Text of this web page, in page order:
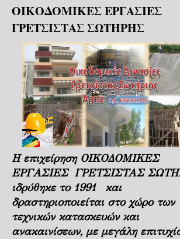
ΟΙΚΟΔΟΜΙΚΕΣ ΕΡΓΑΣΙΕΣ
ΓΡΕΤΣΙΣΤΑΣ ΣΩΤΗΡΗΣ
Η επιχείρηση ΟΙΚΟΔΟΜΙΚΕΣ
ΕΡΓΑΣΙΕΣ ΓΡΕΤΣΙΣΤΑΣ
ιδρύθηκε το 1991 και
δραστηριοποιείται στο χώρο των
τεχνικών κατασκευών και
ανακαινίσεων, με μεγάλη